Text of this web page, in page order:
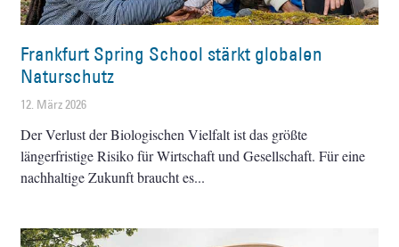
Frankfurt Spring School stärkt globalen
Naturschutz
12. März 2026
Der Verlust der Biologischen Vielfalt ist das größte
längerfristige Risiko für Wirtschaft und Gesellschaft. Für eine
nachhaltige Zukunft braucht es